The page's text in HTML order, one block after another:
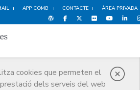
APP COMB CONTACTE ÀREA PRIVADA
cookies que permeten el
dels serveis del web